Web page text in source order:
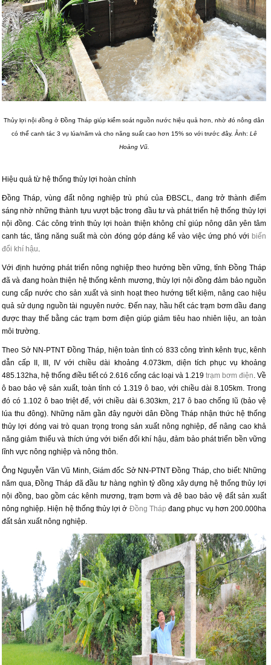
Thủy lợi nội đồng ở Đồng Tháp giúp kiểm soát nguồn nước hiệu quả hơn, nhờ đó nông dân
có thể canh tác 3 vụ lúa/năm và cho năng suất cao hơn 15% so với trước đây. Ảnh: Lê
Hoàng Vũ.
Hiệu quả từ hệ thống thủy lợi hoàn chỉnh
Đồng Tháp, vùng đất nông nghiệp trù phú của ĐBSCL, đang trở thành điểm
sáng nhờ những thành tựu vượt bậc trong đầu tư và phát triển hệ thống thủy lợi
nội đồng. Các công trình thủy lợi hoàn thiện không chỉ giúp nông dân yên tâm
canh tác, tăng năng suất mà còn đóng góp đáng kể vào việc ứng phó với biến
đổi khí hậu.
Với định hướng phát triển nông nghiệp theo hướng bền vững, tỉnh Đồng Tháp
đã và đang hoàn thiện hệ thống kênh mương, thủy lợi nội đồng đảm bảo nguồn
cung cấp nước cho sản xuất và sinh hoạt theo hướng tiết kiệm, nâng cao hiệu
quả sử dụng nguồn tài nguyên nước. Đến nay, hầu hết các trạm bơm dầu đang
được thay thế bằng các trạm bơm điện giúp giảm tiêu hao nhiên liệu, an toàn
môi trường.
Theo Sở NN-PTNT Đồng Tháp, hiện toàn tỉnh có 833 công trình kênh trục, kênh
dẫn cấp II, III, IV với chiều dài khoảng 4.073km, diện tích phục vụ khoảng
485.132ha, hệ thống điều tiết có 2.616 cống các loại và 1.219 trạm bơm điện. Về
ô bao bảo vệ sản xuất, toàn tỉnh có 1.319 ô bao, với chiều dài 8.105km. Trong
đó có 1.102 ô bao triệt để, với chiều dài 6.303km, 217 ô bao chống lũ (bảo vệ
lúa thu đông). Những năm gần đây người dân Đồng Tháp nhận thức hệ thống
thủy lợi đóng vai trò quan trọng trong sản xuất nông nghiệp, để nâng cao khả
năng giảm thiểu và thích ứng với biến đổi khí hậu, đảm bảo phát triển bền vững
lĩnh vực nông nghiệp và nông thôn.
Ông Nguyễn Văn Vũ Minh, Giám đốc Sở NN-PTNT Đồng Tháp, cho biết: Những
năm qua, Đồng Tháp đã đầu tư hàng nghìn tỷ đồng xây dựng hệ thống thủy lợi
nội đồng, bao gồm các kênh mương, trạm bơm và đê bao bảo vệ đất sản xuất
nông nghiệp. Hiện hệ thống thủy lợi ở Đồng Tháp đang phục vụ hơn 200.000ha
đất sản xuất nông nghiệp.